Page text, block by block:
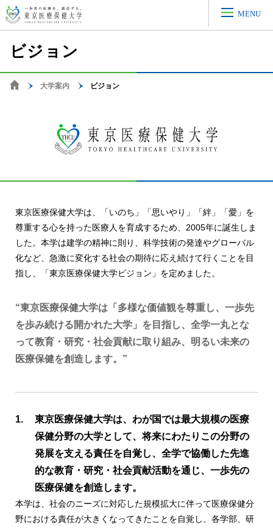
MENU
ビジョン
大学案内 ビジョン
東京医療保健大学は、「いのち」「思いやり」「絆」「愛」を
尊重する心を持った医療人を育成するため、2005年に誕生しま
した。本学は建学の精神に則り、科学技術の発達やグローバル
化など、急激に変化する社会の期待に応え続けて行くことを目
指し、「東京医療保健大学ビジョン」を定めました。
“東京医療保健大学は「多様な価値観を尊重し、一歩先
を歩み続ける開かれた大学」を目指し、全学一丸とな
って教育・研究・社会貢献に取り組み、明るい未来の
医療保健を創造します。”
東京医療保健大学は、わが国では最大規模の医療
保健分野の大学として、将来にわたりこの分野の
発展を支える責任を自覚し、全学で協働した先進
的な教育・研究・社会貢献活動を通じ、一歩先の
医療保健を創造します。
本学は、社会のニーズに対応した規模拡大に伴って医療保健分
野における責任が大きくなってきたことを自覚し、各学部、研